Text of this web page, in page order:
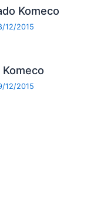
Komeco
12/2015
12/2015